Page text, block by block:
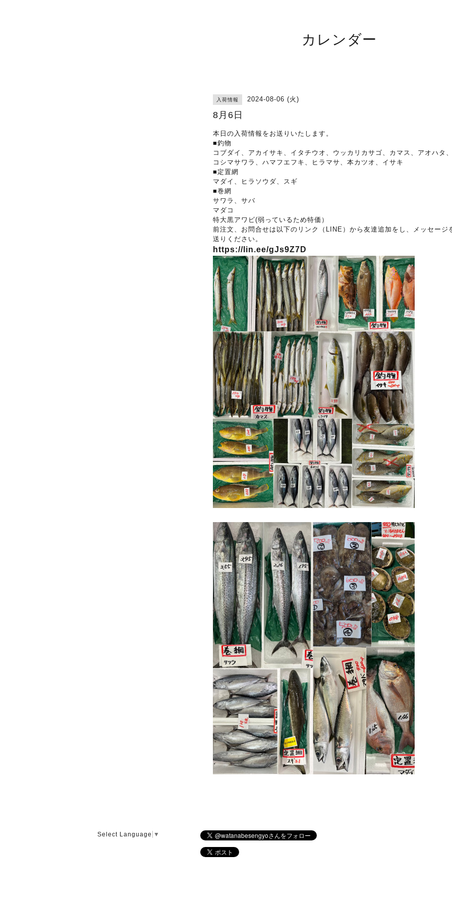
カレンダー
入荷情報 2024-08-06 (火)
8月6日
本日の入荷情報をお送りいたします。
■釣物
コブダイ、アカイサキ、イタチウオ、ウッカリカサゴ、カマス、アオハタ
コシマサワラ、ハマフエフキ、ヒラマサ、本カツオ、イサキ
■定置網
マダイ、ヒラソウダ、スギ
■巻網
サワラ、サバ
マダコ
特大黒アワビ(弱っているため特価）
前注文、お問合せは以下のリンク（LINE）から友達追加をし、メッセージ
送りください。
https://lin.ee/gJs9Z7D
Select Language ▼